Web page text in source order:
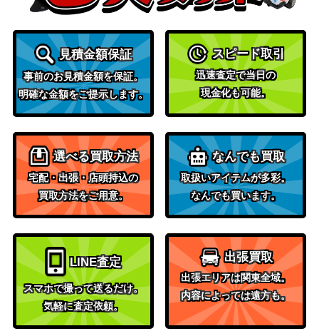
【SV2P 088/071】
（[SV2P]スノーハザー
オーガポンかまどのめんe
x（SAR）【SV6 126/10
1】
スカーレット＆バイオ
（変幻の仮面）
350
【SV2a 207/165】
スカーレット＆バイオ
（ポケモンカード
151）
250
メロエッタex（SR）【sv1
1B 162/086】
スカーレット＆バイオ
レット
（ブラックボルト）
300
コスモウム（ミラー）【S
8a 015/028】
ソード&シールド
（25th ANNIVERSARY
COLLECTION）
1,000
ピーニャ（SR）【SV2P 0
91/071】
スカーレット＆バイオ
（[SV2P]スノーハザー
70
見積金額保証
事前のお見積金額を保証。
明確な金額をご提示します。
スピード取引
迅速査定で当日の
現金化も可能。
選べる買取方法
宅配・出張・店頭持込の
買取方法をご用意。
なんでも買取
取扱いアイテムが多彩。
なんでも買います。
LINE査定
スマホで撮って送るだけ。
気軽に査定依頼。
出張買取
出張エリアは関東全域。
内容によっては遠方も。